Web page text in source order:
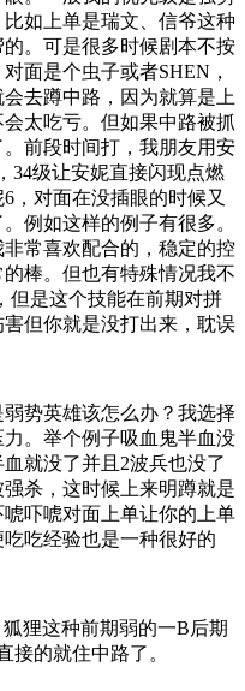
如上单是瑞文、信爷这种
。可是很多时候剧本不按
面是个虫子或者SHEN，
去蹲中路，因为就算是上
太吃亏。但如果中路被抓
前段时间打，我朋友用安
34级让安妮直接闪现点燃
，对面在没插眼的时候又
例如这样的例子有很多。
常喜欢配合的，稳定的控
棒。但也有特殊情况我不
但是这个技能在前期对拼
但你就是没打出来，耽误
势英雄该怎么办？我选择
。举个例子吸血鬼半血没
就没了并且2波兵也没了
杀，这时候上来明蹲就是
吓唬对面上单让你的上单
吃经验也是一种很好的
狸这种前期弱的一B后期
接的就住中路了。